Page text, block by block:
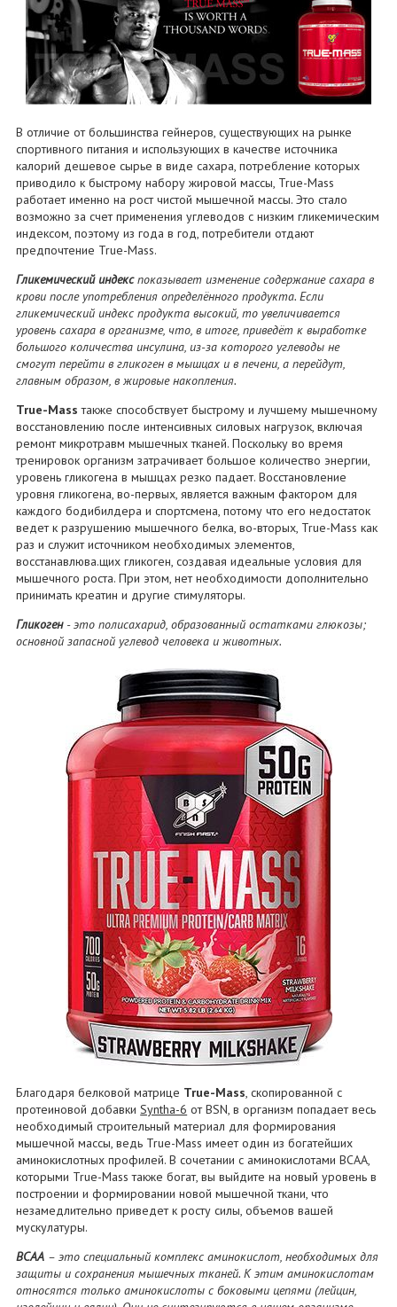
В отличие от большинства гейнеров, существующих на рынке
спортивного питания и использующих в качестве источника
калорий дешевое сырье в виде сахара, потребление которых
приводило к быстрому набору жировой массы, True-Mass
работает именно на рост чистой мышечной массы. Это стало
возможно за счет применения углеводов с низким гликемическим
индексом, поэтому из года в год, потребители отдают
предпочтение True-Mass.
Гликемический индекспоказывает изменение содержание сахара в
крови после употребления определённого продукта. Если
гликемический индекс продукта высокий, то увеличивается
уровень сахара в организме, что, в итоге, приведёт к выработке
большого количества инсулина, из-за которого углеводы не
смогут перейти в гликоген в мышцах и в печени, а перейдут,
главным образом, в жировые накопления.
True-Mass также способствует быстрому и лучшему мышечному
восстановлению после интенсивных силовых нагрузок, включая
ремонт микротравм мышечных тканей. Поскольку во время
тренировок организм затрачивает большое количество энергии,
уровень гликогена в мышцах резко падает. Восстановление
уровня гликогена, во-первых, является важным фактором для
каждого бодибилдера и спортсмена, потому что его недостаток
ведет к разрушению мышечного белка, во-вторых, True-Mass как
раз и служит источником необходимых элементов,
восстанавлюва.щих гликоген, создавая идеальные условия для
мышечного роста. При этом, нет необходимости дополнительно
принимать креатин и другие стимуляторы.
Гликоген- это полисахарид, образованный остатками глюкозы;
основной запасной углевод человека и животных.
Благодаря белковой матрице True-Mass, скопированной с
протеиновой добавкиSyntha-6 от BSN, в организм попадает весь
необходимый строительный материал для формирования
мышечной массы, ведь True-Mass имеет один из богатейших
аминокислотных профилей. В сочетании с аминокислотами BCAA,
которыми True-Mass также богат, вы выйдите на новый уровень в
построении и формировании новой мышечной ткани, что
незамедлительно приведет к росту силы, объемов вашей
мускулатуры.
BCAA – это специальный комплекс аминокислот, необходимых для
защиты и сохранения мышечных тканей. К этим аминокислотам
относятся только аминокислоты с боковыми цепями (лейцин,